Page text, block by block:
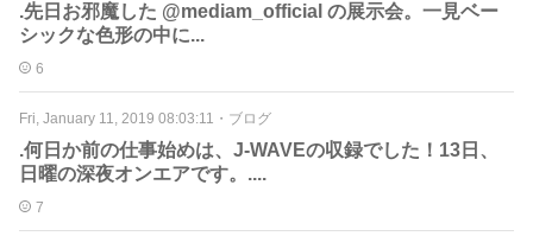
.先日お邪魔した @mediam_official の展示会。一見ベー
シックな色形の中に...
6
Fri, January 11, 2019 08:03:11 ・ ブログ
.何日か前の仕事始めは、J-WAVEの収録でした！13日、
日曜の深夜オンエアです。....
7